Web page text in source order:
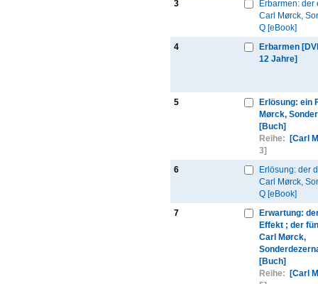
3
Erbarmen: der
Carl Mørck,
Q [eBook]
4
Erbarmen
12 Jahre]
5
Erlösung: ein
Mørck,
[Buch]
Reihe:
[Carl
3]
6
Erlösung: der
Carl Mørck,
Q [eBook]
7
Erwartung:
Effekt ; der
Carl Mørck,
[Buch]
Reihe:
[Carl